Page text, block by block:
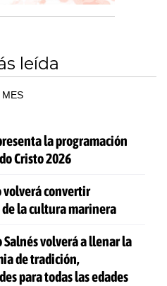
leída
MES
la programación
Cristo 2026
volverá convertir
la cultura marinera
Salnés volverá a llenar la
de tradición,
para todas las edades